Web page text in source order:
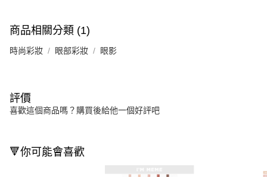
商品相關分類 (1)
時尚彩妝 眼部彩妝 眼影
評價
喜歡這個商品嗎？購買後給他一個好評吧
🔻你可能會喜歡